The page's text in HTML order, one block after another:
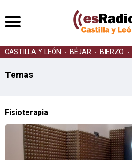
CASTILLA Y LEÓN BÉJAR BIERZO
Temas
Fisioterapia